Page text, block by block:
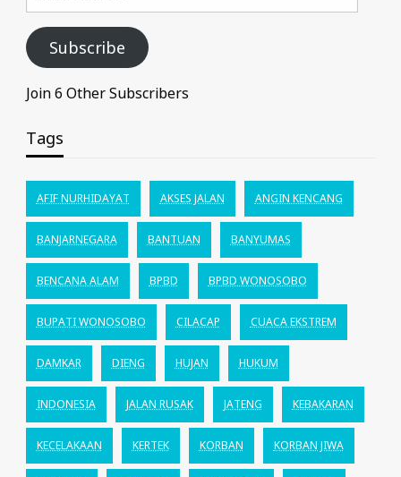
Address
Subscribe
Join 6 Other Subscribers
Tags
AFIF NURHIDAYAT AKSES JALAN ANGIN KENCANG
BANJARNEGARA BANTUAN BANYUMAS
BENCANA ALAM BPBD BPBD WONOSOBO
BUPATI WONOSOBO CILACAP CUACA EKSTREM
DAMKAR DIENG HUJAN HUKUM
INDONESIA JALAN RUSAK JATENG KEBAKARAN
KECELAKAAN KERTEK KORBAN KORBAN JIWA